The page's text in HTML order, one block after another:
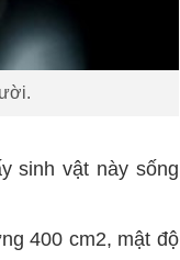
sinh vật này sống
400 cm2, mật độ